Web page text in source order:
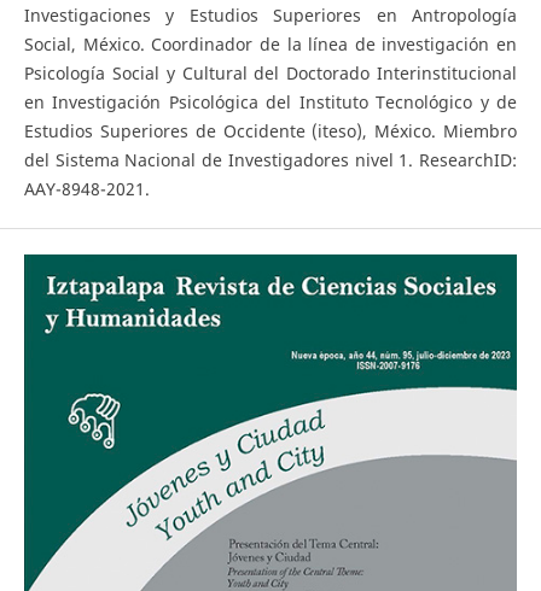
Investigaciones y Estudios Superiores en Antropología
Social, México. Coordinador de la línea de investigación en
Psicología Social y Cultural del Doctorado Interinstitucional
en Investigación Psicológica del Instituto Tecnológico y de
Estudios Superiores de Occidente (iteso), México. Miembro
del Sistema Nacional de Investigadores nivel 1. ResearchID:
AAY-8948-2021.